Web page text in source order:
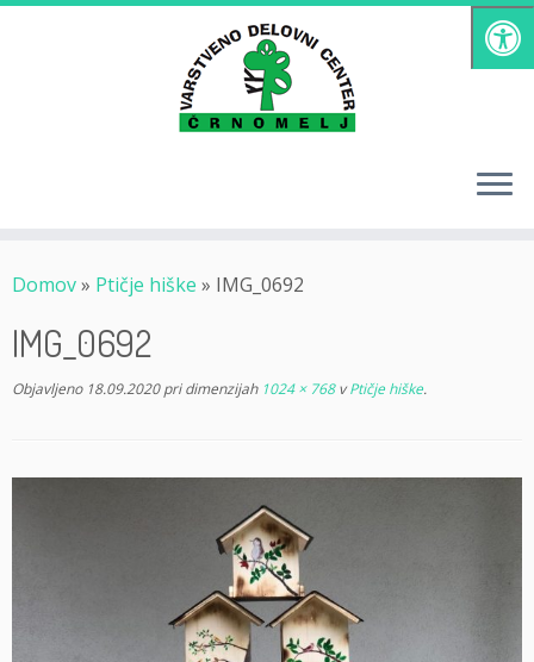
Skoči
Domov» Ptičje hiške » IMG_0692
IMG_0692
Objavljeno 18.09.2020pri dimenzijah1024 × 768vPtičje hiške.